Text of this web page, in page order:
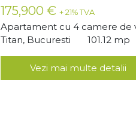
175,900 € + 21% TVA
Apartament cu 4 camere de
Titan, Bucuresti
101.12 mp
Vezi mai multe detalii